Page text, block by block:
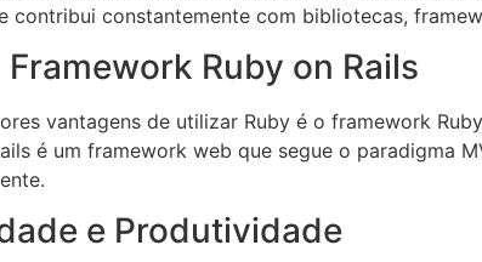
contribui constantemente com bibliotecas,
Framework Ruby on Rails
vantagens de utilizar Ruby é o framework
é um framework web que segue o paradigma
e Produtividade